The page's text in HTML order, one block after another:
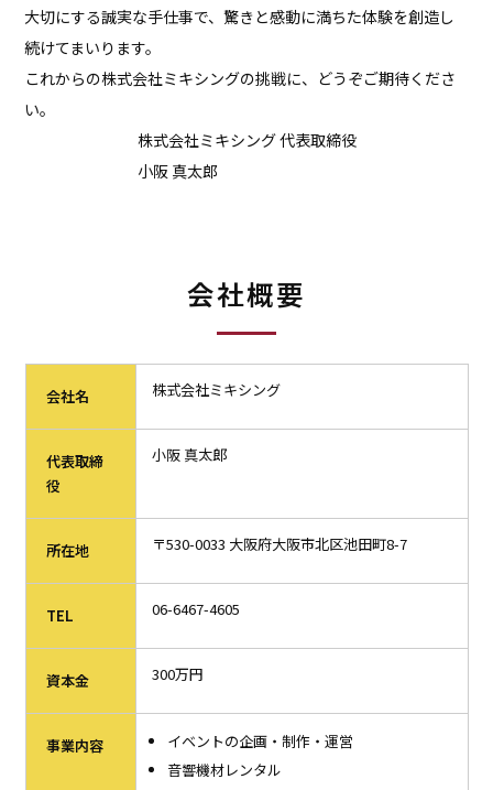
大切にする誠実な手仕事で、驚きと感動に満ちた体験を創造し
続けてまいります。
これからの株式会社ミキシングの挑戦に、どうぞご期待くださ
い。
株式会社ミキシング 代表取締役
小阪 真太郎
会社概要
会社名 株式会社ミキシング
代表取締
役
小阪 真太郎
所在地 〒530-0033 大阪府大阪市北区池田町8-7
TEL 06-6467-4605
資本金 300万円
事業内容
イベントの企画・制作・運営
音響機材レンタル